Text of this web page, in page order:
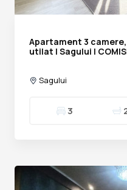
Apartament 3
utilat | Sagului |
Sagului
3